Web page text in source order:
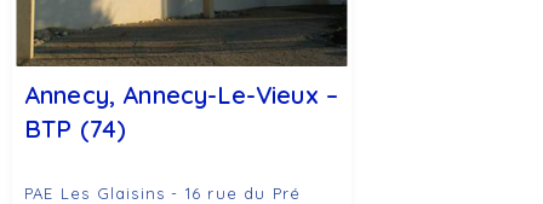
Annecy, Annecy-Le-Vieux –
BTP (74)
PAE Les Glaisins - 16 rue du Pré